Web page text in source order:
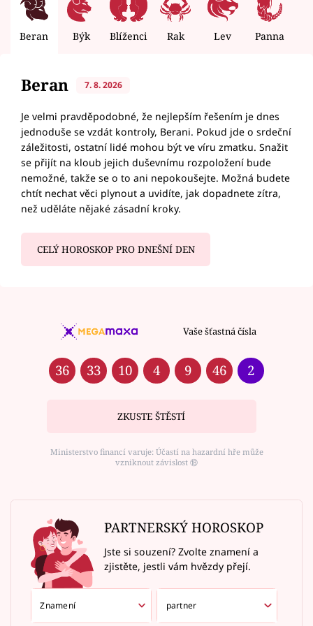
Beran Býk Blíženci Rak Lev Panna
Beran 7. 8. 2026
Je velmi pravděpodobné, že nejlepším řešením je dnes
jednoduše se vzdát kontroly, Berani. Pokud jde o srdeční
záležitosti, ostatní lidé mohou být ve víru zmatku. Snažit
se přijít na kloub jejich duševnímu rozpoložení bude
nemožné, takže se o to ani nepokoušejte. Možná budete
chtít nechat věci plynout a uvidíte, jak dopadnete zítra,
než uděláte nějaké zásadní kroky.
CELÝ HOROSKOP PRO DNEŠNÍ DEN
Vaše šťastná čísla
36 33 10 4 9 46 2
ZKUSTE ŠTĚSTÍ
Ministerstvo financí varuje: Účastí na hazardní hře může
vzniknout závislost ⑱
PARTNERSKÝ HOROSKOP
Jste si souzení? Zvolte znamení a
zjistěte, jestli vám hvězdy přejí.